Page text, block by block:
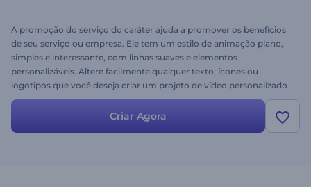
A promoção do serviço do caráter ajuda a promover os benefícios
de seu serviço ou empresa. Ele tem um estilo de animação plano,
simples e interessante, com linhas suaves e elementos
personalizáveis. Altere facilmente qualquer texto, ícones ou
logotipos que você deseja criar um projeto de vídeo personalizado
que processa em minutos. Experimente hoje, para um vídeo
tutorial, uma introdução pessoal, ou para um explicativo da
empresa.
Criar Agora